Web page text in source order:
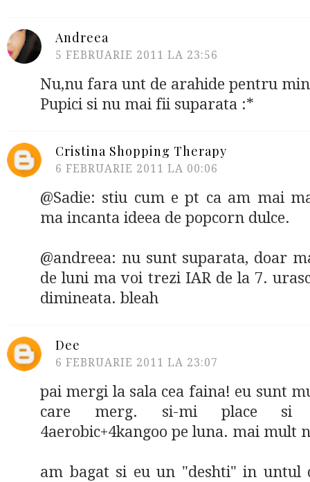
Andreea
5 FEBRUARIE 2011 LA 23:56
Nu,nu fara unt de arahide pentru
Pupici si nu mai fii suparata :*
Cristina Shopping Therapy
6 FEBRUARIE 2011 LA 00:06
@Sadie: stiu cum e pt ca am mai
ma incanta ideea de popcorn dulce.
@andreea: nu sunt suparata, doar
de luni ma voi trezi IAR de la 7.
dimineata. bleah
Dee
6 FEBRUARIE 2011 LA 23:07
pai mergi la sala cea faina! eu sunt
care merg. si-mi place si
4aerobic+4kangoo pe luna. mai mult
am bagat si eu un "deshti" in untul